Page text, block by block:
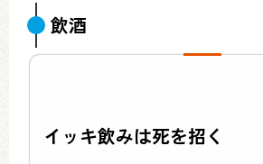
飲酒
イッキ飲みは死を招く